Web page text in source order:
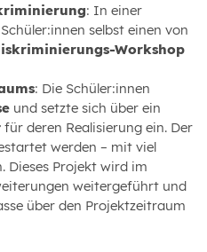
: In einer
selbst einen von
Workshop
: Die Schüler:innen
und setzte sich über ein
für deren Realisierung ein. Der
werden – mit viel
Dieses Projekt wird im
weitergeführt und
über den Projektzeitraum